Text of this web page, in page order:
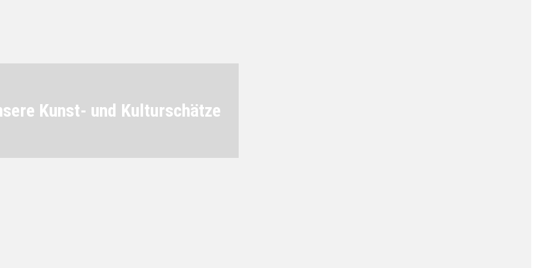
Kunst- und Kulturschätze